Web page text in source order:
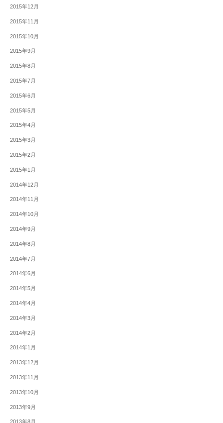
2015年12月
2015年11月
2015年10月
2015年9月
2015年8月
2015年7月
2015年6月
2015年5月
2015年4月
2015年3月
2015年2月
2015年1月
2014年12月
2014年11月
2014年10月
2014年9月
2014年8月
2014年7月
2014年6月
2014年5月
2014年4月
2014年3月
2014年2月
2014年1月
2013年12月
2013年11月
2013年10月
2013年9月
2013年8月